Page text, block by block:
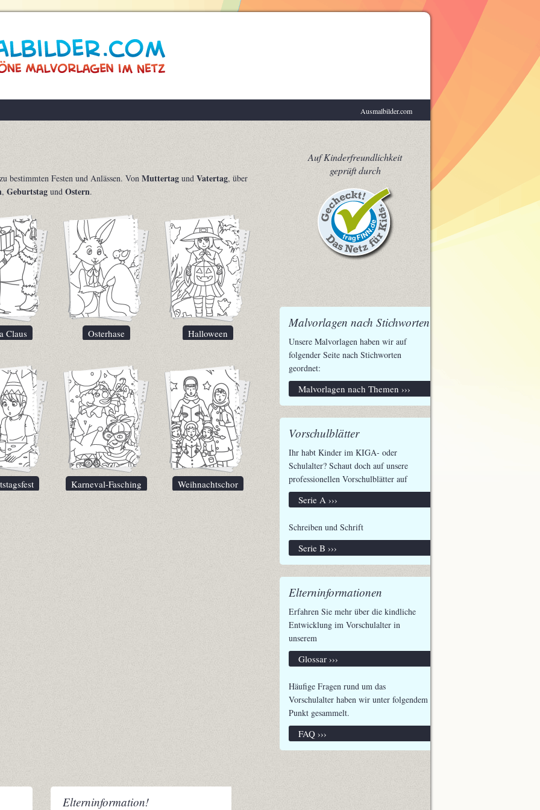
Ausmalbilder.com
Feste
bestimmten Festen und Anlässen. Von Muttertag und Vatertag, über
, Geburtstag und Ostern.
Claus Osterhase Halloween
Karneval-Fasching Weihnachtschor
Auf Kinderfreundlichkeit
geprüft durch
Malvorlagen nach Stichworten
Unsere Malvorlagen haben wir auf
folgender Seite nach Stichworten
geordnet:
Malvorlagen nach Themen ›››
Vorschulblätter
Ihr habt Kinder im KIGA- oder
Schulalter? Schaut doch auf unsere
professionellen Vorschulblätter auf
Serie A ›››
Schreiben und Schrift
Serie B ›››
Elterninformationen
Erfahren Sie mehr über die kindliche
Entwicklung im Vorschulalter in
unserem
Glossar ›››
Häufige Fragen rund um das
Vorschulalter haben wir unter folgendem
Punkt gesammelt.
FAQ ›››
Elterninformation!